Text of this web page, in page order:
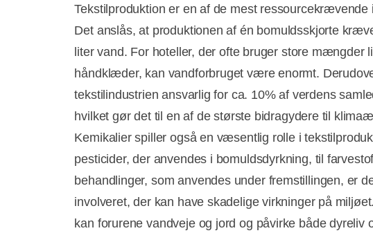
Tekstilproduktion er en af de mest ressourcekrævende
Det anslås, at produktionen af én bomuldsskjorte
liter vand. For hoteller, der ofte bruger store mængder
håndklæder, kan vandforbruget være enormt.
tekstilindustrien ansvarlig for ca. 10% af verdens
hvilket gør det til en af de største bidragydere til
Kemikalier spiller også en væsentlig rolle i
pesticider, der anvendes i bomuldsdyrkning, til
behandlinger, som anvendes under fremstillingen, er
involveret, der kan have skadelige virkninger på
kan forurene vandveje og jord og påvirke både dyreliv